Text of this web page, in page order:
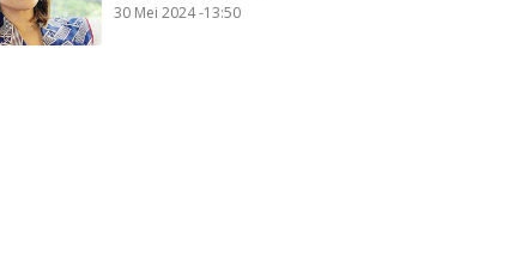
30 Mei 2024 -13:50